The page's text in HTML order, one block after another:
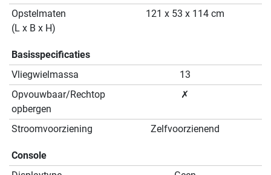
Opstelmaten
(L x B x H)
121 x 53 x 114 cm
Basisspecificaties
Vliegwielmassa
13
Opvouwbaar/Rechtop
opbergen
✗
Stroomvoorziening Zelfvoorzienend
Console